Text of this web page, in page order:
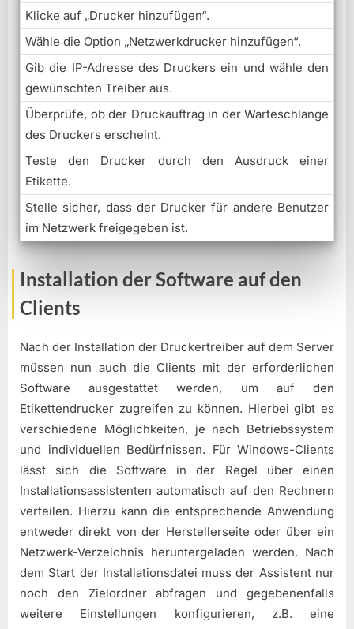
Klicke auf „Drucker hinzufügen“.
Wähle die Option „Netzwerkdrucker hinzufügen“.
Gib die IP-Adresse des Druckers ein und wähle den
gewünschten Treiber aus.
Überprüfe, ob der Druckauftrag in der Warteschlange
des Druckers erscheint.
Teste den Drucker durch den Ausdruck einer
Etikette.
Stelle sicher, dass der Drucker für andere Benutzer
im Netzwerk freigegeben ist.
Installation der Software auf den
Clients
Nach der Installation der Druckertreiber auf dem Server
müssen nun auch die Clients mit der erforderlichen
Software ausgestattet werden, um auf den
Etikettendrucker zugreifen zu können. Hierbei gibt es
verschiedene Möglichkeiten, je nach Betriebssystem
und individuellen Bedürfnissen. Für Windows-Clients
lässt sich die Software in der Regel über einen
Installationsassistenten automatisch auf den Rechnern
verteilen. Hierzu kann die entsprechende Anwendung
entweder direkt von der Herstellerseite oder über ein
Netzwerk-Verzeichnis heruntergeladen werden. Nach
dem Start der Installationsdatei muss der Assistent nur
noch den Zielordner abfragen und gegebenenfalls
weitere Einstellungen konfigurieren, z.B. eine